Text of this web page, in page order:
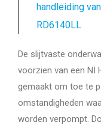
handleiding
RD6140LL
De slijtvaste
voorzien van een NI
gemaakt om toe te
omstandigheden
worden verpompt.